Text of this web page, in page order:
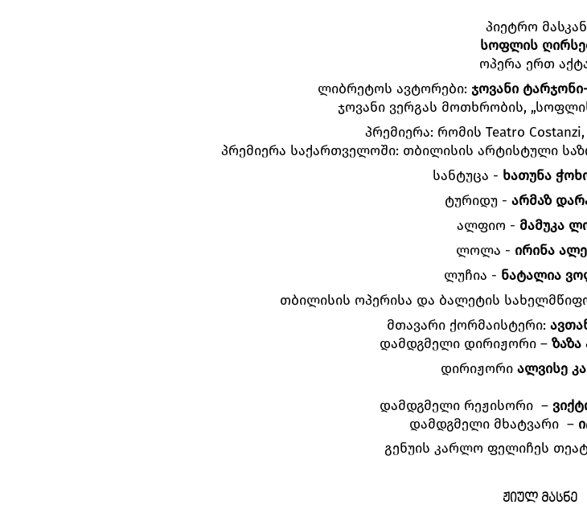
პიეტრო
სოფლის
ოპერა ერთ
ლიბრეტოს ავტორები: ჯოვანი
ჯოვანი ვერგას მოთხრობის,
პრემიერა: რომის Teatro
პრემიერა საქართველოში: თბილისის არტისტული
სანტუცა - ხათუნა
ტურიდუ -არმაზ
ალფიო - მამუკა
ლოლა - ირინა
ლუჩია - ნატალია
თბილისის ოპერისა და ბალეტის
მთავარი ქორმაისტერი:
დამდგმელი დირიჟორი –
დირიჟორიალვისე
დამდგმელი რეჟისორი –
დამდგმელი მხატვარი –
გენუის კარლო ფელიჩეს
ᲟᲘᲣᲚ ᲛᲐᲡᲜᲔ